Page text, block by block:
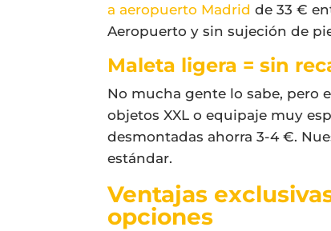
a aeropuerto Madrid de 33 €
Aeropuerto y sin sujeción de
Maleta ligera = sin
No mucha gente lo sabe, pero
objetos XXL o equipaje muy
desmontadas ahorra 3-4 €.
estándar.
Ventajas
opciones